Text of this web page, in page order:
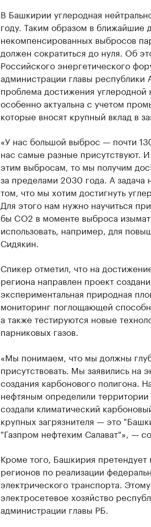
В Башкирии углеродная
году. Таким образом в ближайшие
некомпенсированных выбросов
должен сократиться до нуля. Об
Российского энергетического
администрации главы республики
проблема достижения
особенно актуальна с учетом
которые вносят крупный вклад в
«У нас большой выброс — почти
нас самые разные присутствуют.
этим выбросам, то мы получим
за пределами 2030 года. А
том, что мы хотим достигнуть
Для этого нам нужно научиться
бы CO2 в моменте выброса
использовать, например, для
Сидякин.
Спикер отметил, что на
региона направлен проект
экспериментальная природная
мониторинг поглощающей
а также тестируются новые
парниковых газов.
«Мы понимаем, что мы должны
присутствовать. Мы заявились на
создания карбонового полигона.
нефтяным определили
создали климатический
крупных загрязнителя — это
"Газпром нефтехим Салават"», —
Кроме того, Башкирия
регионов по реализации
электрического транспорта.
электросетевое хозяйство
администрации главы РБ.